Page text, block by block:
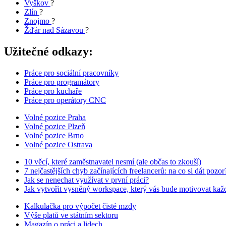
Vyškov ?
Zlín ?
Znojmo ?
Žďár nad Sázavou ?
Užitečné odkazy:
Práce pro sociální pracovníky
Práce pro programátory
Práce pro kuchaře
Práce pro operátory CNC
Volné pozice Praha
Volné pozice Plzeň
Volné pozice Brno
Volné pozice Ostrava
10 věcí, které zaměstnavatel nesmí (ale občas to zkouší)
7 nejčastějších chyb začínajících freelancerů: na co si dát
Jak se nenechat využívat v první práci?
Jak vytvořit vysněný workspace, který vás bude motivovat
Kalkulačka pro výpočet čisté mzdy
Výše platů ve státním sektoru
Magazín o práci a lidech